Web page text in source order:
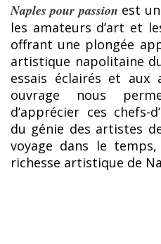
Naples pour passion est
les amateurs d’art et
offrant une plongée
artistique napolitaine
essais éclairés et aux
ouvrage nous
d’apprécier ces
du génie des artistes
voyage dans le
richesse artistique de